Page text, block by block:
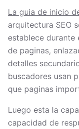
La guia de inicio
arquitectura SEO
establece durante
de paginas,
detalles
buscadores usan
que paginas
Luego esta la
capacidad de